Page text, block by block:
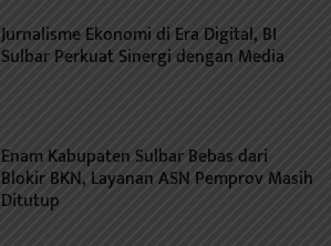
Jurnalisme Ekonomi di Era Digital, BI
Sulbar Perkuat Sinergi dengan Media
Enam Kabupaten Sulbar Bebas dari
Blokir BKN, Layanan ASN Pemprov Masih
Ditutup